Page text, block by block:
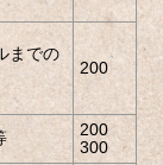
までの
200 60
200
300
80